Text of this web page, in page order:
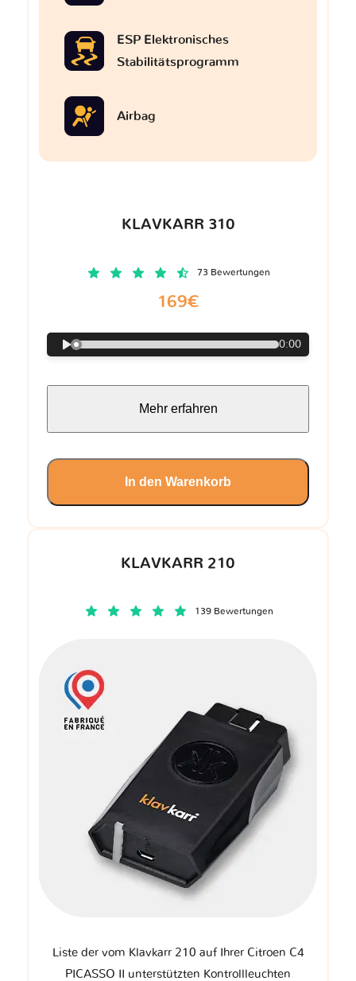
KLAVKARR 210
139 Bewertungen
Liste der vom Klavkarr 210 auf Ihrer Citroen C4
PICASSO II unterstützten Kontrollleuchten
ESP Elektronisches
Stabilitätsprogramm
Airbag
KLAVKARR 310
73 Bewertungen
169€
0:00
Mehr erfahren
In den Warenkorb